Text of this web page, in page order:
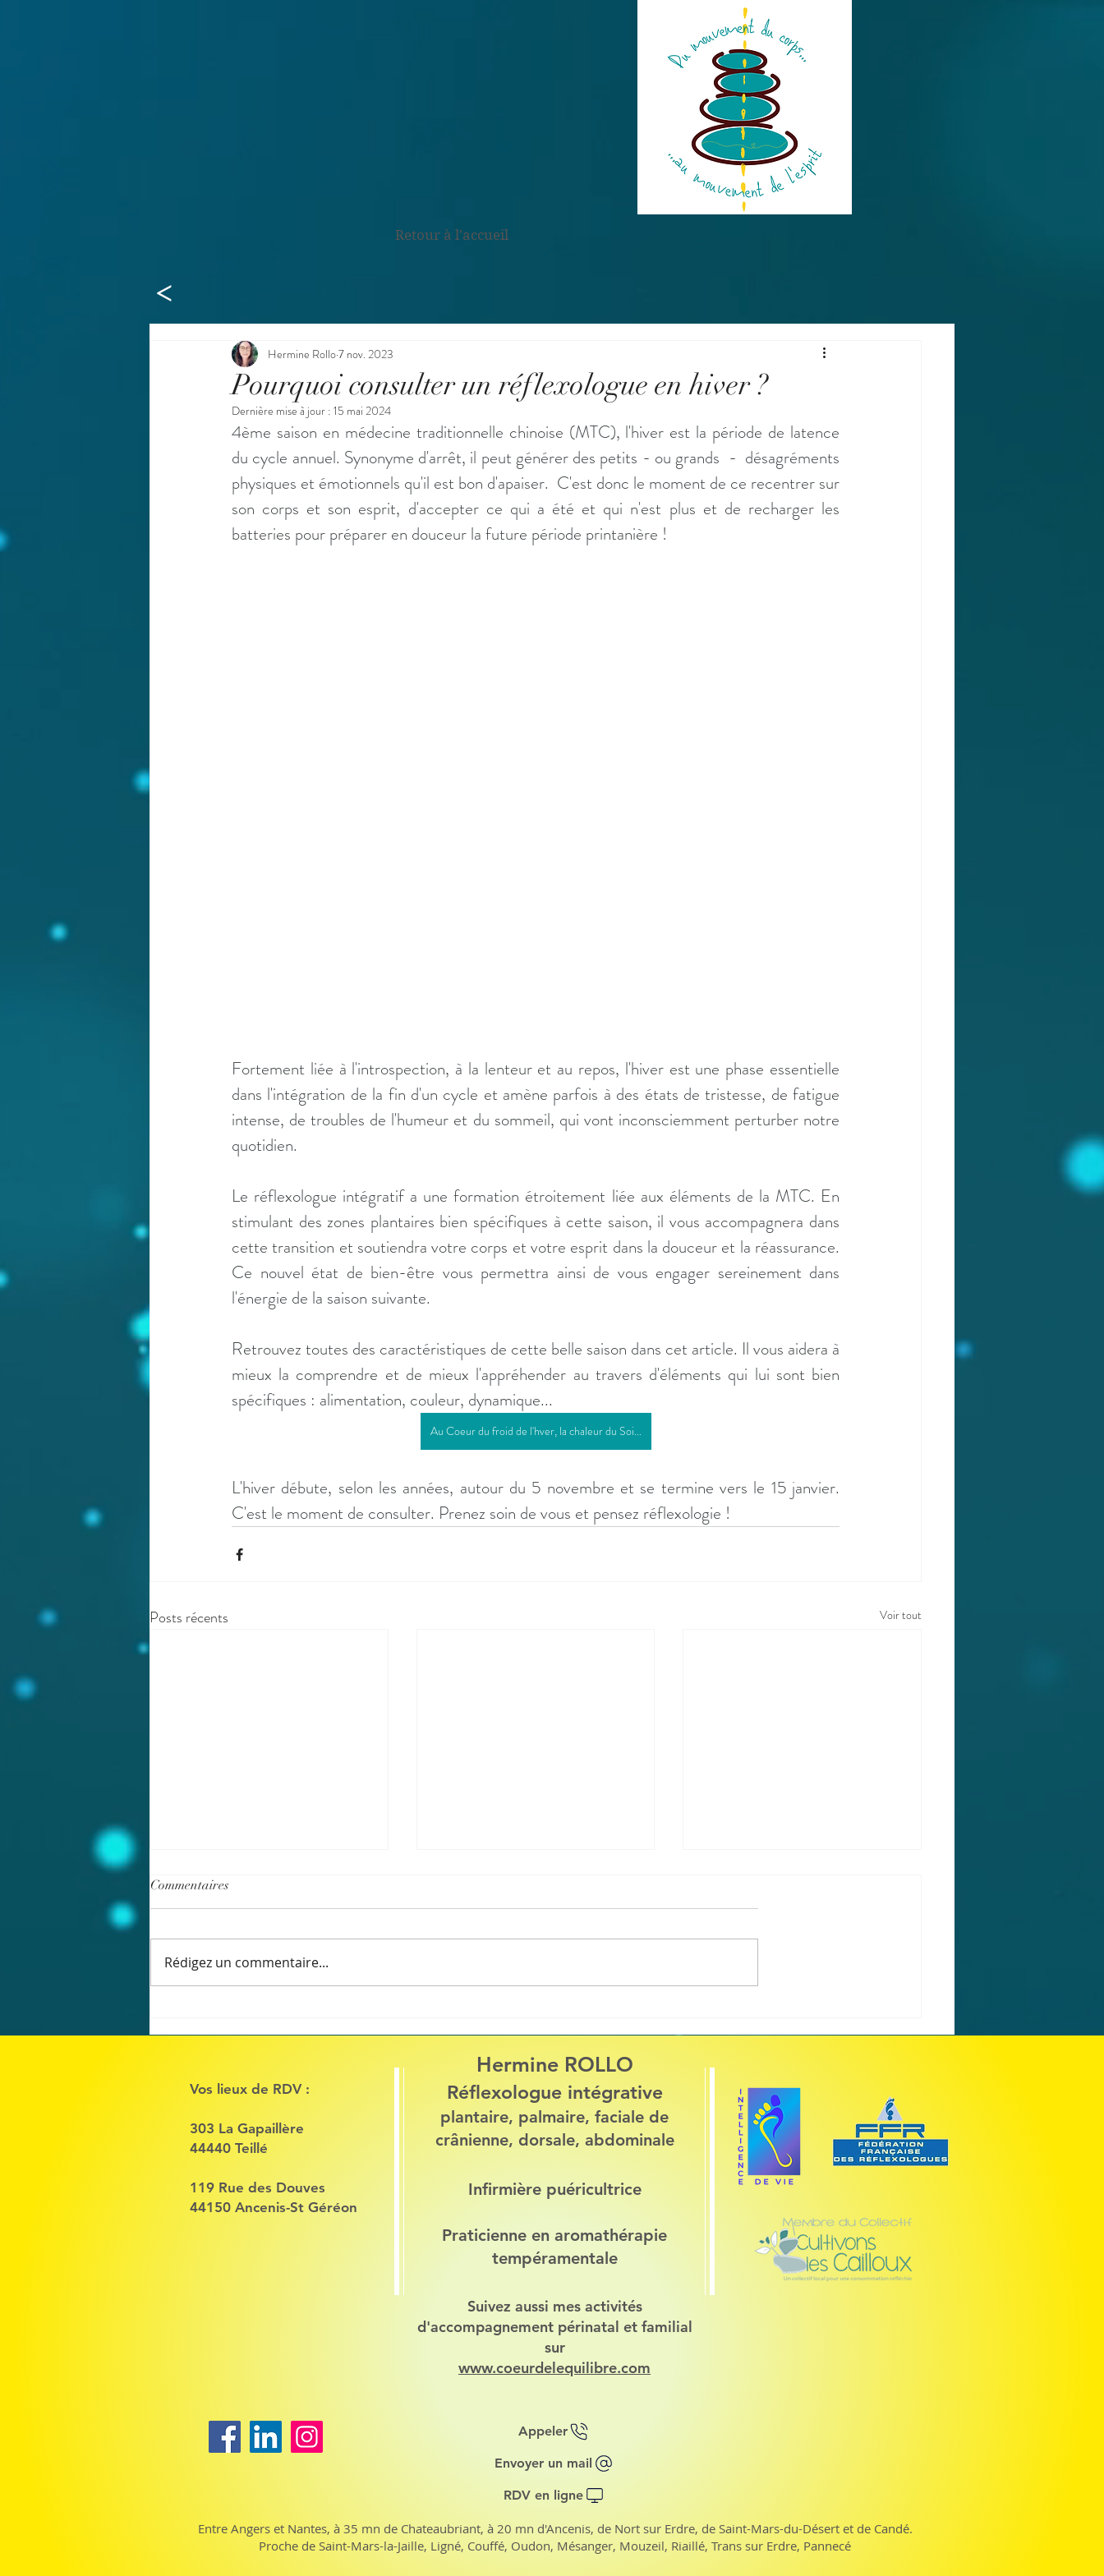
Retour à l'accueil
>
Pourquoi consulter un réflexologue en hiver ?
Hermine Rollo7 nov. 2023
Dernière mise à jour : 15 mai 2024
4ème saison en médecine traditionnelle chinoise (MTC), l'hiver est la période de latence
du cycle annuel. Synonyme d'arrêt, il peut générer des petits - ou grands  -  désagréments
physiques et émotionnels qu'il est bon d'apaiser.  C'est donc le moment de ce recentrer sur
son corps et son esprit, d'accepter ce qui a été et qui n'est plus et de recharger les
batteries pour préparer en douceur la future période printanière !
Fortement liée à l'introspection, à la lenteur et au repos, l'hiver est une phase essentielle
dans l'intégration de la fin d'un cycle et amène parfois à des états de tristesse, de fatigue
intense, de troubles de l'humeur et du sommeil, qui vont inconsciemment perturber notre
quotidien.
Le réflexologue intégratif a une formation étroitement liée aux éléments de la MTC. En
stimulant des zones plantaires bien spécifiques à cette saison, il vous accompagnera dans
cette transition et soutiendra votre corps et votre esprit dans la douceur et la réassurance.
Ce nouvel état de bien-être vous permettra ainsi de vous engager sereinement dans
l'énergie de la saison suivante.
Retrouvez toutes des caractéristiques de cette belle saison dans cet article. Il vous aidera à
mieux la comprendre et de mieux l'appréhender au travers d'éléments qui lui sont bien
spécifiques : alimentation, couleur, dynamique...
Au Coeur du froid de l'hver, la chaleur du Soi...
L'hiver débute, selon les années, autour du 5 novembre et se termine vers le 15 janvier.
C'est le moment de consulter. Prenez soin de vous et pensez réflexologie !
Posts récents Voir tout
Commentaires
Rédigez un commentaire...
Vos lieux de RDV :
303 La Gapaillère
44440 Teillé
119 Rue des Douves
44150 Ancenis-St Géréon
Hermine ROLLO
Réflexologue intégrative
plantaire, palmaire, faciale de
crânienne, dorsale, abdominale
Infirmière puéricultrice
Praticienne en aromathérapie
tempéramentale
Suivez aussi mes activités
d'accompagnement périnatal et familial
sur
www.coeurdelequilibre.com
Appeler
Envoyer un mail
RDV en ligne
Entre Angers et Nantes, à 35 mn de Chateaubriant, à 20 mn d'Ancenis, de Nort sur Erdre, de Saint-Mars-du-Désert et de Candé.
Proche de Saint-Mars-la-Jaille, Ligné, Couffé, Oudon, Mésanger, Mouzeil, Riaillé, Trans sur Erdre, Pannecé